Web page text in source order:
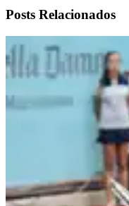
Posts Relacionados